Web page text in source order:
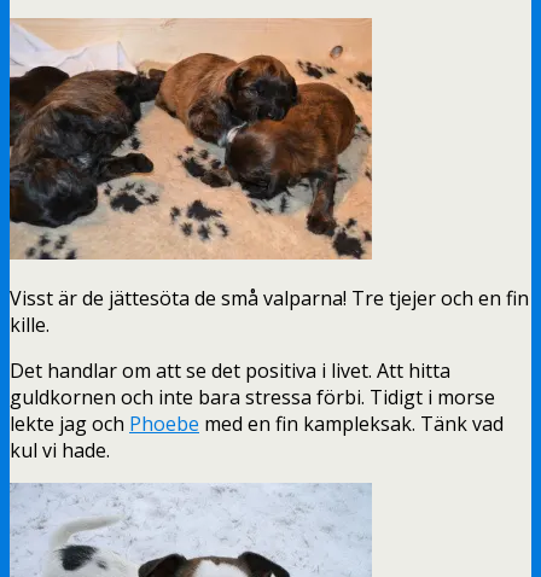
Visst är de jättesöta de små valparna! Tre tjejer och en fin
kille.
Det handlar om att se det positiva i livet. Att hitta
guldkornen och inte bara stressa förbi. Tidigt i morse
lekte jag och Phoebe med en fin kampleksak. Tänk vad
kul vi hade.